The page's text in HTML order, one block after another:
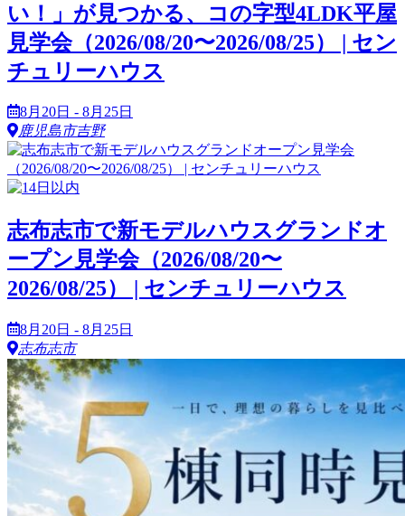
い！」が見つかる、コの字型4LDK平屋
見学会（2026/08/20〜2026/08/25） | セン
チュリーハウス
8月20日 - 8月25日
鹿児島市吉野
志布志市で新モデルハウスグランドオ
ープン見学会（2026/08/20〜
2026/08/25） | センチュリーハウス
8月20日 - 8月25日
志布志市